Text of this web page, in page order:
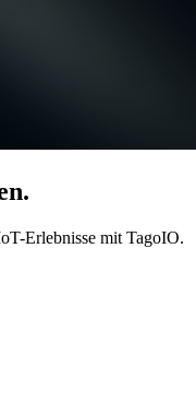
Erlebnisse mit TagoIO.